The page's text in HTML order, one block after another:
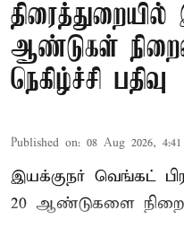
திரைத்துறையில்
ஆண்டுகள்
நெகிழ்ச்சி பதிவு
Published on: 08 Aug 2026,
இயக்குநர் வெங்கட்
20 ஆண்டுகளை